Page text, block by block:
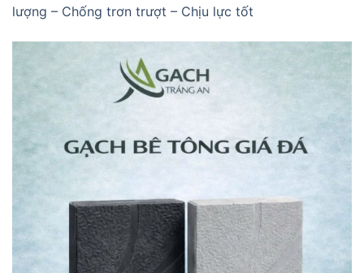
lượng – Chống trơn trượt – Chịu lực tốt